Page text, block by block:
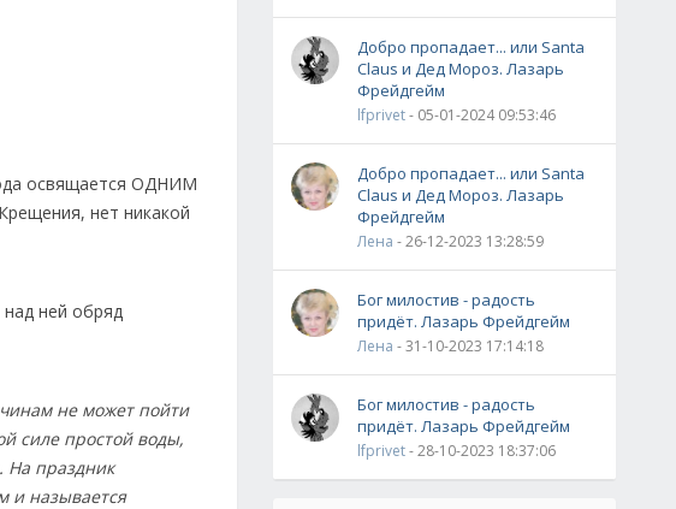
освящается ОДНИМ
нет никакой
ней обряд
не может пойти
силе простой воды,
На праздник
и называется
Добро пропадает... или Santa
Claus и Дед Мороз. Лазарь
Фрейдгейм
lfprivet- 05-01-2024 09:53:46
Добро пропадает... или Santa
Claus и Дед Мороз. Лазарь
Фрейдгейм
Лена - 26-12-2023 13:28:59
Бог милостив - радость
придёт. Лазарь Фрейдгейм
Лена - 31-10-2023 17:14:18
Бог милостив - радость
придёт. Лазарь Фрейдгейм
lfprivet- 28-10-2023 18:37:06